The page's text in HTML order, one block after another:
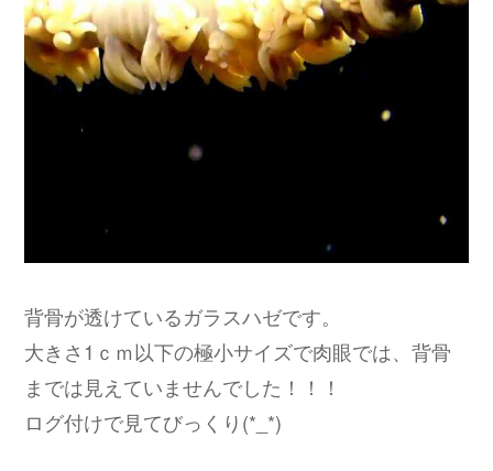
背骨が透けているガラスハゼです。
大きさ1ｃｍ以下の極小サイズで肉眼では、背骨
までは見えていませんでした！！！
ログ付けで見てびっくり(*_*)